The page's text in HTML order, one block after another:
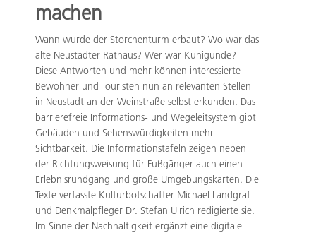
machen
Wann wurde der Storchenturm erbaut? Wo war das
alte Neustadter Rathaus? Wer war Kunigunde?
Diese Antworten und mehr können interessierte
Bewohner und Touristen nun an relevanten Stellen
in Neustadt an der Weinstraße selbst erkunden. Das
barrierefreie Informations- und Wegeleitsystem gibt
Gebäuden und Sehenswürdigkeiten mehr
Sichtbarkeit. Die Informationstafeln zeigen neben
der Richtungsweisung für Fußgänger auch einen
Erlebnisrundgang und große Umgebungskarten. Die
Texte verfasste Kulturbotschafter Michael Landgraf
und Denkmalpfleger Dr. Stefan Ulrich redigierte sie.
Im Sinne der Nachhaltigkeit ergänzt eine digitale